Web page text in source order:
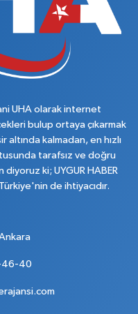
UHA olarak internet
bulup ortaya çıkarmak
kalmadan, en hızlı
tarafsız ve doğru
diyoruz ki; UYGUR HABER
de ihtiyacıdır.
46-40